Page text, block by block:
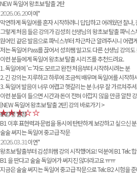
NEW 독일어 왕초보 탈출 2탄
2026.06.20이예*
막연하게 독일어를 혼자 시작하려니 답답하고 어려웠던 찰나
그렇게 처음 들은 강의가 김성희 선생님의 왕초보 탈출 파닉
원어민 같은 발음으로 파닉스부터 차근차근 알려주시니 어
저는 독일어 Pass를 끊어서 성희쌤 말고도 다른 선생님 강의
이런 분들에게 독일어 왕초보 탈출 시리즈를 추천드려요.
1. 독일어에 'ㄷ'자도 모르고 완전 처음부터 시작하시려는 분
2. 긴 강의는 지루하고 하루에 조금씩 배우며 독일어를 시작하
3. 독일어 발음이 너무 어렵고 헷갈리는 분 (너무 잘 가르쳐주
이런 분들이 들으면 시간과 돈이 전혀 아깝지 않을 만큼 알찬
[NEW 독일어 왕초보 탈출 2탄]강의 바로가기 >
수강생 별점
5.0
B1 이후 표현력과 문법을 동시에 탄탄하게 보강하고 싶으신
술술 써지는 독일어 중고급 작문
2026.03.31이연*
왕초보 탈출부터 김성희쌤 강의 시작했어요! 덕분에 B1 Telc
B1 을 딴다고 술술 독일어가 써지진 않더라고요 ㅠㅠ
지금은 술술 써지는 독일어 중고급 작문으로 Telc B2 시험을